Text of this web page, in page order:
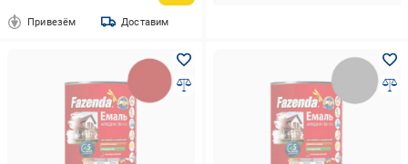
Привезём Доставим